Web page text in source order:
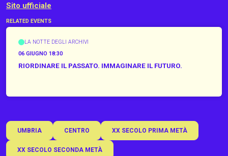
Sito ufficiale
RELATED EVENTS
LA NOTTE DEGLI ARCHIVI
06 GIUGNO 18:30
RIORDINARE IL PASSATO. IMMAGINARE IL FUTURO.
UMBRIA CENTRO XX SECOLO PRIMA METÀ
XX SECOLO SECONDA METÀ